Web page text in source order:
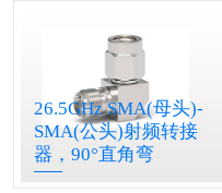
26.5GHz SMA(母头)-
SMA(公头)射频转接
器，90°直角弯